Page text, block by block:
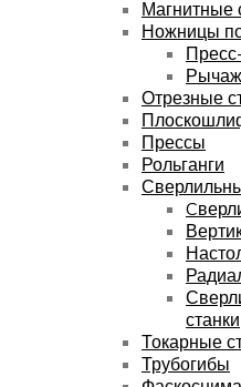
Магнитные
Ножницы
Отрезные
Прессы
Рольганги
станки
Токарные
Трубогибы